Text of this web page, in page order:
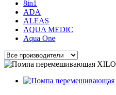
8in1
ADA
ALEAS
AQUA MEDIC
Aqua One